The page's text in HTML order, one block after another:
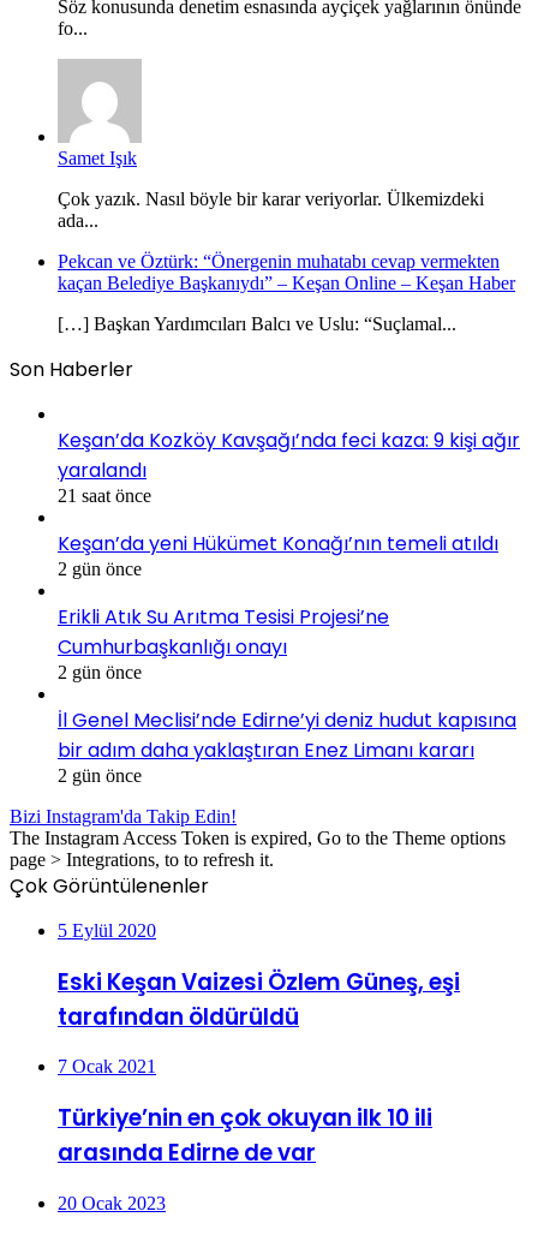
Söz konusunda denetim esnasında ayçiçek yağlarının önünde
fo...
Samet Işık
Çok yazık. Nasıl böyle bir karar veriyorlar. Ülkemizdeki
ada...
Pekcan ve Öztürk: “Önergenin muhatabı cevap vermekten
kaçan Belediye Başkanıydı” – Keşan Online – Keşan Haber
[…] Başkan Yardımcıları Balcı ve Uslu: “Suçlamal...
Son Haberler
Keşan’da Kozköy Kavşağı’nda feci kaza: 9 kişi ağır
yaralandı
21 saat önce
Keşan’da yeni Hükümet Konağı’nın temeli atıldı
2 gün önce
Erikli Atık Su Arıtma Tesisi Projesi’ne
Cumhurbaşkanlığı onayı
2 gün önce
İl Genel Meclisi’nde Edirne’yi deniz hudut kapısına
bir adım daha yaklaştıran Enez Limanı kararı
2 gün önce
Bizi Instagram'da Takip Edin!
The Instagram Access Token is expired, Go to the Theme options
page > Integrations, to to refresh it.
Çok Görüntülenenler
5 Eylül 2020
Eski Keşan Vaizesi Özlem Güneş, eşi
tarafından öldürüldü
7 Ocak 2021
Türkiye’nin en çok okuyan ilk 10 ili
arasında Edirne de var
20 Ocak 2023